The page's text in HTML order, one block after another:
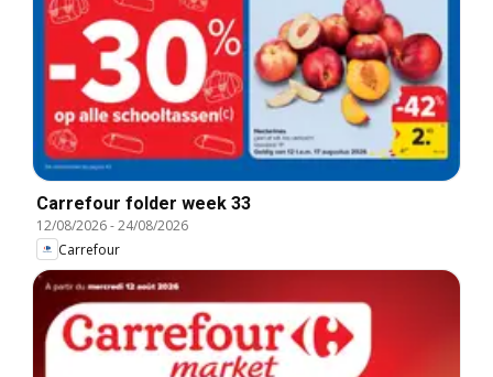
Carrefour folder week 33
12/08/2026-24/08/2026
Carrefour